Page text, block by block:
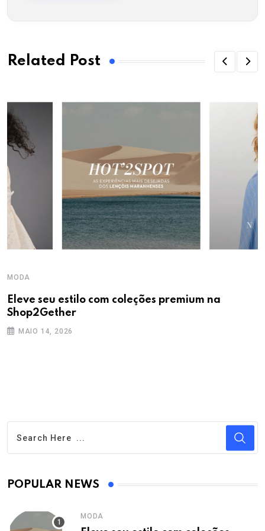
Related Post
MODA
Eleve seu estilo com coleções premium na
Shop2Gether
MAIO 14, 2026
POPULAR NEWS
MODA